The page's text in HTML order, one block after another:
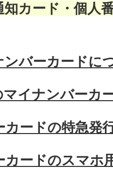
カード・個人
ンバーカードに
マイナンバーカ
カードの特急発
カードのスマホ